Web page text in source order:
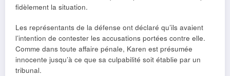
fidèlement la situation.
Les représentants de la défense ont déclaré qu’ils avaient
l’intention de contester les accusations portées contre elle.
Comme dans toute affaire pénale, Karen est présumée
innocente jusqu’à ce que sa culpabilité soit établie par un
tribunal.